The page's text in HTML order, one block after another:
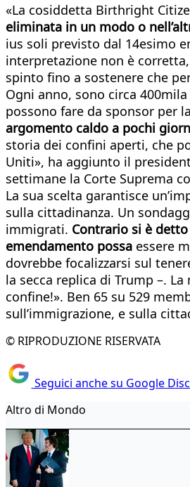
«La cosiddetta Birthright
eliminata in un modo o
ius soli previsto dal 14esimo
interpretazione non è
spinto fino a sostenere che
Ogni anno, sono circa
possono fare da sponsor per
argomento caldo a pochi
storia dei confini aperti, che
Uniti», ha aggiunto il
settimane la Corte Suprema
La sua scelta garantisce
sulla cittadinanza. Un
immigrati. Contrario si è
emendamento possa essere
dovrebbe focalizzarsi sul
la secca replica di Trump –.
confine!». Ben 65 su 529
sull’immigrazione, e sulla
© RIPRODUZIONE RISERVATA
Seguici anche su Google
Altro di Mondo